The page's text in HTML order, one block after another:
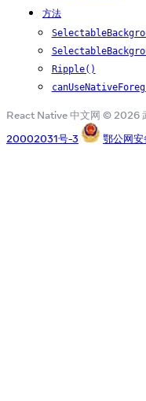
方法
Ripple()
React Native 中文网 © 2026
20002031号-3
鄂公网